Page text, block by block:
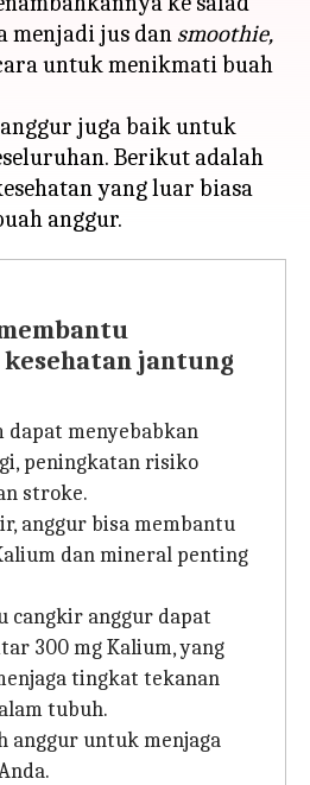
menjadi jus dan smoothie,
untuk menikmati buah
juga baik untuk
Berikut adalah
yang luar biasa
jantung
dapat menyebabkan
peningkatan risiko
stroke.
anggur bisa membantu
dan mineral penting
cangkir anggur dapat
300 mg Kalium, yang
tingkat tekanan
tubuh.
anggur untuk menjaga